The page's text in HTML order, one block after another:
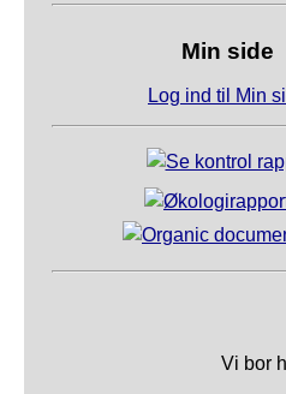
Min side
Log ind til Min
Vi bor